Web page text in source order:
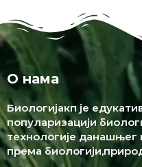
О нама
Биологијакп је
популаризацији
технологије
према